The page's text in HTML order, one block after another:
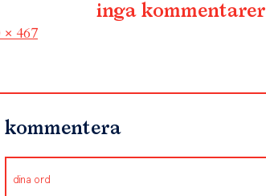
inga kommentarer
× 467
kommentera